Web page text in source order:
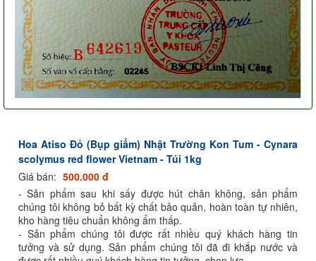
Hoa Atiso Đỏ (Bụp giấm) Nhật Trường Kon Tum - Cynara
scolymus red flower Vietnam - Túi 1kg
Giá bán: 500.000 đ
- Sản phẩm sau khi sấy được hút chân không, sản phẩm
chúng tôi không bỏ bất kỳ chất bảo quản, hoàn toàn tự nhiên,
kho hàng tiêu chuẩn không ẩm thấp.
- Sản phẩm chúng tôi được rất nhiều quý khách hàng tin
tưởng và sử dụng. Sản phẩm chúng tôi đã đi khắp nước và